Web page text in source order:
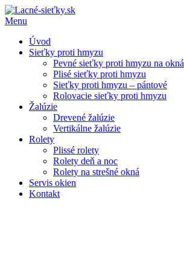
Menu
Úvod
Sieťky proti hmyzu
Pevné sieťky proti hmyzu na okná
Plisé sieťky proti hmyzu
Sieťky proti hmyzu – pántové
Rolovacie sieťky proti hmyzu
Žalúzie
Drevené žalúzie
Vertikálne žalúzie
Rolety
Plissé rolety
Rolety deň a noc
Rolety na strešné okná
Servis okien
Kontakt